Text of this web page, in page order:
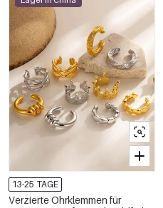
13-25 TAGE
Verzierte Ohrklemmen für